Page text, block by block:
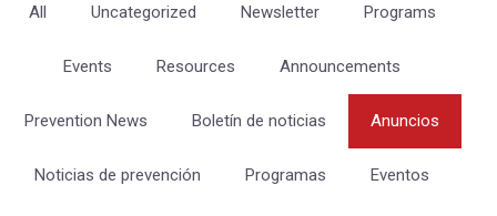
All Uncategorized Newsletter Programs
Events Resources Announcements
Prevention News Boletín de noticias Anuncios
Noticias de prevención Programas Eventos